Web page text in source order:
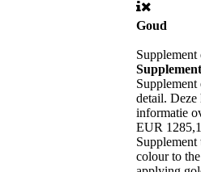
Goud
detail. Deze
informatie
EUR
colour to